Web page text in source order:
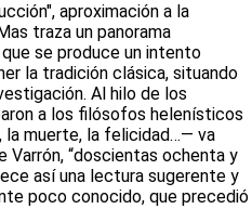
aproximación a la
traza un panorama
se produce un intento
la tradición clásica, situando
Al hilo de los
a los filósofos helenísticos
la muerte, la felicidad…— va
Varrón, “doscientas ochenta y
así una lectura sugerente y
poco conocido, que precedió